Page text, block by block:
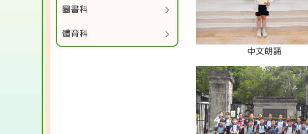
中文朗誦
圖書科
體育科